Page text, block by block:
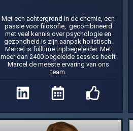
Met een achtergrond in de chemie, een
passie voor filosofie, gecombineerd
met veel kennis over psychologie en
gezondheid is zijn aanpak holistisch.
Marcel is fulltime tripbegeleider. Met
meer dan 2400 begeleide sessies heeft
Marcel de meeste ervaring van ons
team.